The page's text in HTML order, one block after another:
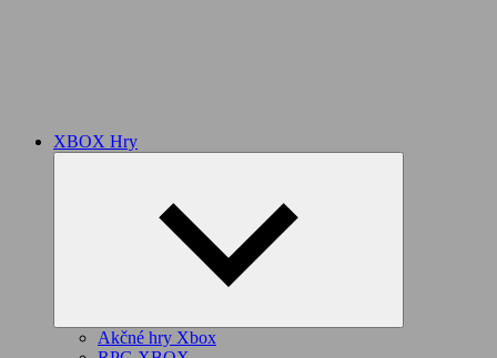
XBOX Hry
Akčné hry Xbox